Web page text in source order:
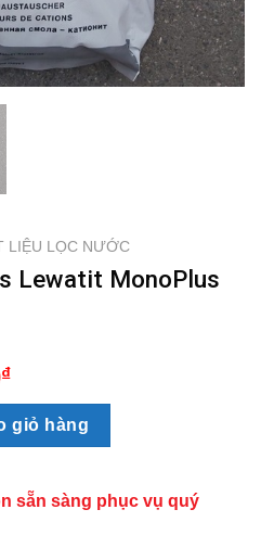
LIỆU LỌC NƯỚC
Lewatit MonoPlus
₫Giá
hiện
tại
là:
S108 số lượng
giỏ hàng
sẵn sàng phục vụ quý